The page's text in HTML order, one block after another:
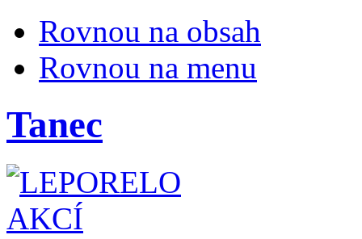
Rovnou na obsah
Rovnou na menu
Tanec